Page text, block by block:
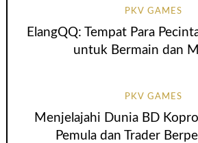
PKV GAMES
ElangQQ: Tempat Para
untuk Bermain dan
PKV GAMES
Menjelajahi Dunia BD
Pemula dan Trader